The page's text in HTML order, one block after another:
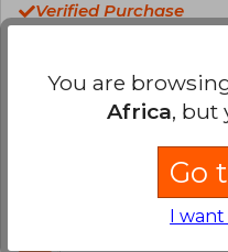
Verified Purchase
alimenticios y
varios matices, y
You are
Africa, but
Go
I